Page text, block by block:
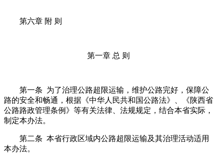
第六章 附 则
第一章 总 则
第一条 为了治理公路超限运输，维护公路完好，保障公
路的安全和畅通，根据《中华人民共和国公路法》、《陕西省
公路路政管理条例》等有关法律、法规规定，结合本省实际，
制定本办法。
第二条 本省行政区域内公路超限运输及其治理活动适用
本办法。